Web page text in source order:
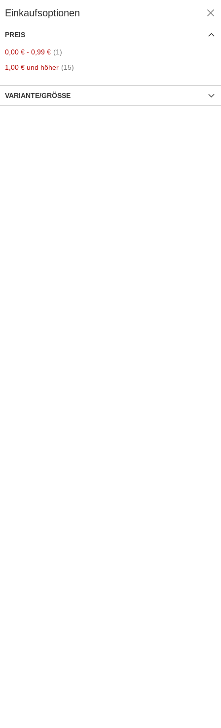
Einkaufsoptionen
PREIS
0,00 € - 0,99 € 1Artikel
1,00 € und höher 15Artikel
VARIANTE/GRÖSSE